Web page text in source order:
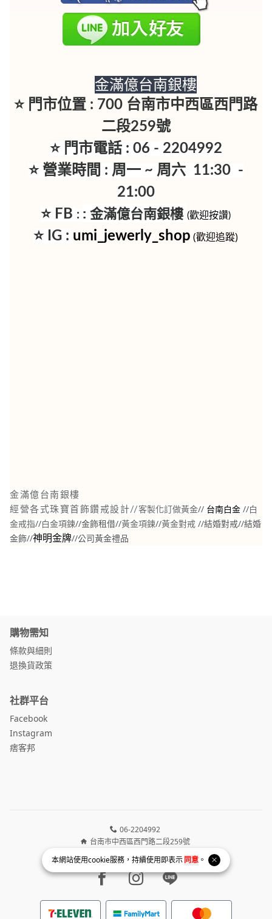
本網站使用cookie服務，持續使用即表示同意 。
金滿億台南銀樓
⭐ 門市位置 : 700 台南市中西區西門路
二段259號
⭐ 門市電話 : 06 - 2204992
⭐ 營業時間 : 周一 ~ 周六 11:30 -
21:00
⭐ FB : :金滿億台南銀樓 (歡迎按讚)
⭐ IG : umi_jewerly_shop (歡迎追蹤)
金滿億台南銀樓
經營各式珠寶首飾鑽戒設計//客製化訂做黃金// 台南白金 //白
金戒指//白金項鍊//金飾租借//黃金項鍊//黃金對戒 //結婚對戒//結婚
金飾//神明金牌//公司黃金禮品
購物需知
條款與細則
退換貨政策
社群平台
Facebook
Instagram
痞客邦
06-2204992
台南市中西區西門路二段259號
統一編號 54557742
Facebook pageInstagram page
Line page